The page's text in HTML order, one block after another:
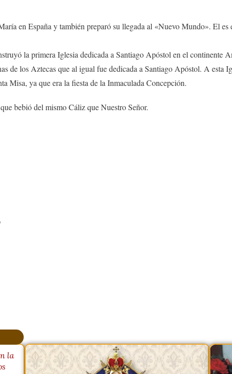
en España y también preparó su llegada al «Nuevo Mundo». El
la primera Iglesia dedicada a Santiago Apóstol en el continente
de los Aztecas que al igual fue dedicada a Santiago Apóstol. A esta
Misa, ya que era la fiesta de la Inmaculada Concepción.
bebió del mismo Cáliz que Nuestro Señor.
la